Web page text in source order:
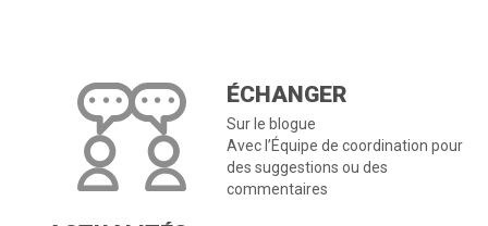
ÉCHANGER
Sur le blogue
Avec l’Équipe de coordination pour
des suggestions ou des
commentaires